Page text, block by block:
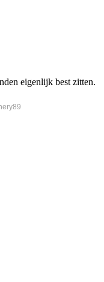
eigenlijk best zitten.